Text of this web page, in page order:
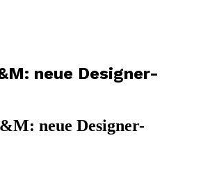
neue Designer-
neue Designer-